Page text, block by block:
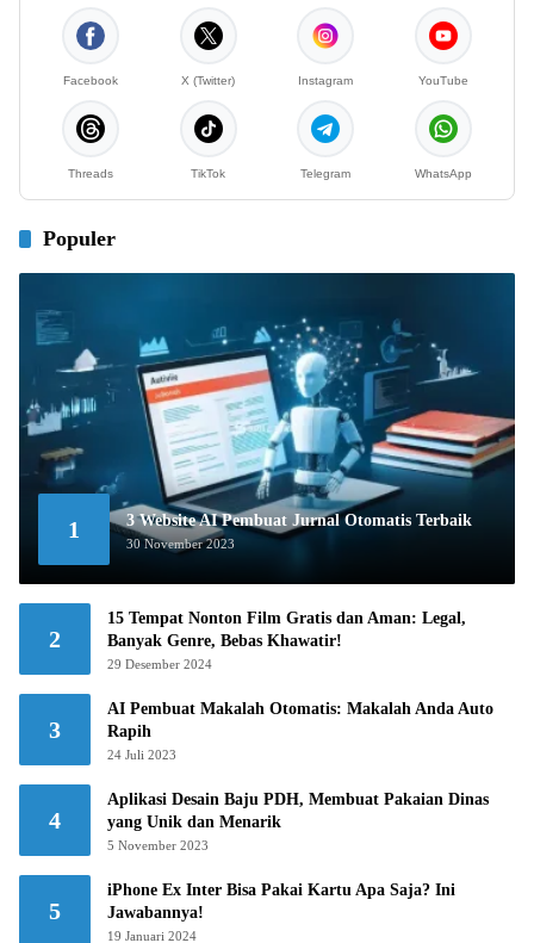
Facebook X (Twitter) Instagram YouTube
Threads TikTok Telegram WhatsApp
Populer
1 3 Website AI Pembuat Jurnal Otomatis Terbaik
30 November 2023
2
15 Tempat Nonton Film Gratis dan Aman: Legal,
Banyak Genre, Bebas Khawatir!
29 Desember 2024
3
AI Pembuat Makalah Otomatis: Makalah Anda Auto
Rapih
24 Juli 2023
4
Aplikasi Desain Baju PDH, Membuat Pakaian Dinas
yang Unik dan Menarik
5 November 2023
5
iPhone Ex Inter Bisa Pakai Kartu Apa Saja? Ini
Jawabannya!
19 Januari 2024